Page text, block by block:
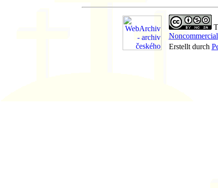
Erstellt durch